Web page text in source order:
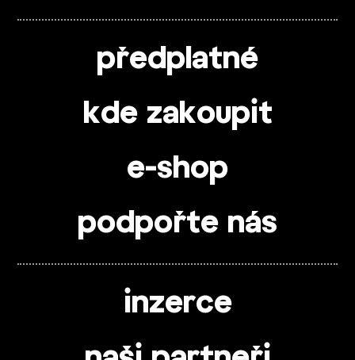
předplatné
kde zakoupit
e-shop
podpořte nás
inzerce